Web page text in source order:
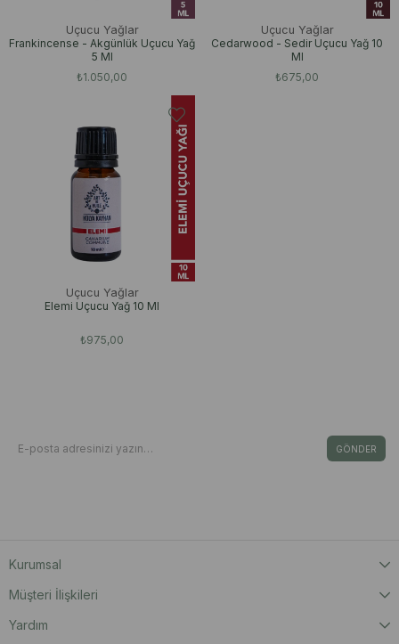
Uçucu Yağlar
Frankincense - Akgünlük Uçucu Yağ
5 Ml
₺1.050,00
Uçucu Yağlar
Cedarwood - Sedir Uçucu Yağ 10
Ml
₺675,00
Uçucu Yağlar
Elemi Uçucu Yağ 10 Ml
₺975,00
GÖNDER
Kurumsal
Müşteri İlişkileri
Yardım